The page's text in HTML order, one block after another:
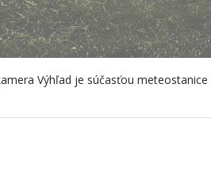
Výhľad je súčasťou meteostanice